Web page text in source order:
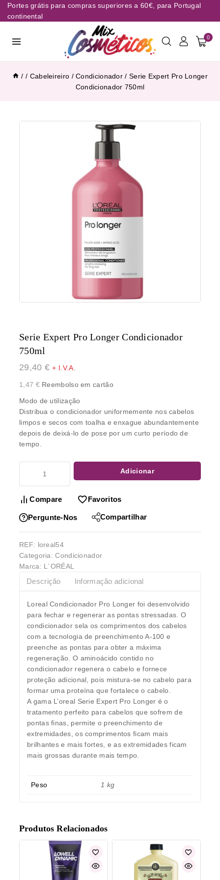
Portes grátis para compras superiores a 60€, para Portugal
continental
0
/ / Cabeleireiro / Condicionador / Serie Expert Pro Longer
Condicionador 750ml
Serie Expert Pro Longer Condicionador
750ml
29,40 € + I.V.A.
1,47 €Reembolso em cartão
Modo de utilização
Distribua o condicionador uniformemente nos cabelos
limpos e secos com toalha e enxague abundantemente
depois de deixá-lo de pose por um curto período de
tempo.
Adicionar
Compare Favoritos
Pergunte-Nos Compartilhar
REF: loreal54
Categoria:Condicionador
Marca: L´ORÉAL
Descrição Informação adicional
Loreal Condicionador Pro Longer foi desenvolvido
para fechar e regenerar as pontas stressadas. O
condicionador sela os comprimentos dos cabelos
com a tecnologia de preenchimento A-100 e
preenche as pontas para obter a máxima
regeneração. O aminoácido contido no
condicionador regenera o cabelo e fornece
proteção adicional, pois mistura-se no cabelo para
formar uma proteína que fortalece o cabelo.
A gama L’oreal Serie Expert Pro Longer é o
tratamento perfeito para cabelos que sofrem de
pontas finas, permite o preenchimento de
extremidades, os comprimentos ficam mais
brilhantes e mais fortes, e as extremidades ficam
mais grossas durante mais tempo.
Peso 1 kg
Produtos Relacionados